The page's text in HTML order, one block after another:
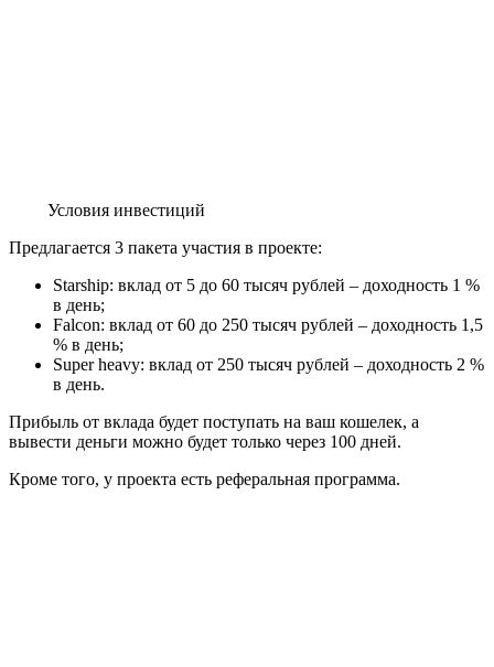
Условия инвестиций
Предлагается 3 пакета участия в проекте:
Starship: вклад от 5 до 60 тысяч рублей – доходность 1 %
в день;
Falcon: вклад от 60 до 250 тысяч рублей – доходность 1,5
% в день;
Super heavy: вклад от 250 тысяч рублей – доходность 2 %
в день.
Прибыль от вклада будет поступать на ваш кошелек, а
вывести деньги можно будет только через 100 дней.
Кроме того, у проекта есть реферальная программа.